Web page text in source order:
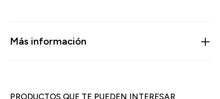
Más información
PRODUCTOS QUE TE PUEDEN INTERESAR